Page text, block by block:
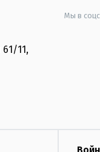
61/11,
Мы в